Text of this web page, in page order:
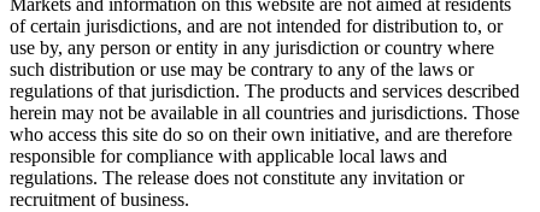
Markets and information on this website are not aimed at residents
of certain jurisdictions, and are not intended for distribution to, or
use by, any person or entity in any jurisdiction or country where
such distribution or use may be contrary to any of the laws or
regulations of that jurisdiction. The products and services described
herein may not be available in all countries and jurisdictions. Those
who access this site do so on their own initiative, and are therefore
responsible for compliance with applicable local laws and
regulations. The release does not constitute any invitation or
recruitment of business.